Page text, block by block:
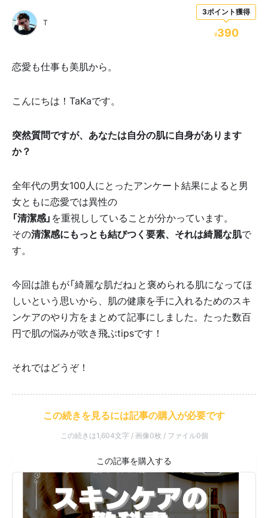
3ポイント獲得
¥390
T
恋愛も仕事も美肌から。
こんにちは！TaKaです。
突然質問ですが、あなたは自分の肌に自身があります
か？
全年代の男女100人にとったアンケート結果によると男
女ともに恋愛では異性の
「清潔感」 を重視ししていることが分かっています。
その清潔感にもっとも結びつく要素、 それは綺麗な肌で
す。
今回は誰もが「綺麗な肌だね」と褒められる肌になってほ
しいという思いから、肌の健康を手に入れるためのスキ
ンケアのやり方をまとめて記事にしました。たった数百
円で肌の悩みが吹き飛ぶtipsです！
それではどうぞ！
この続きを見るには記事の購入が必要です
この続きは1,604文字 / 画像0枚 / ファイル0個